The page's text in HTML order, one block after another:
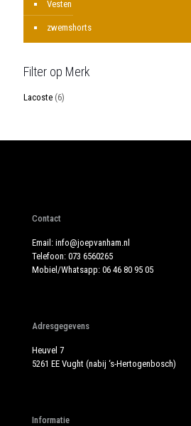
Vesten
zwemshorts
Filter op Merk
Lacoste (6)
Contact
Email: info@joepvanham.nl
Telefoon: 073 6560265
Mobiel/Whatsapp: 06 46 80 95 05
Adresgegevens
Heuvel 7
5261 EE Vught (nabij ‘s-Hertogenbosch)
Informatie